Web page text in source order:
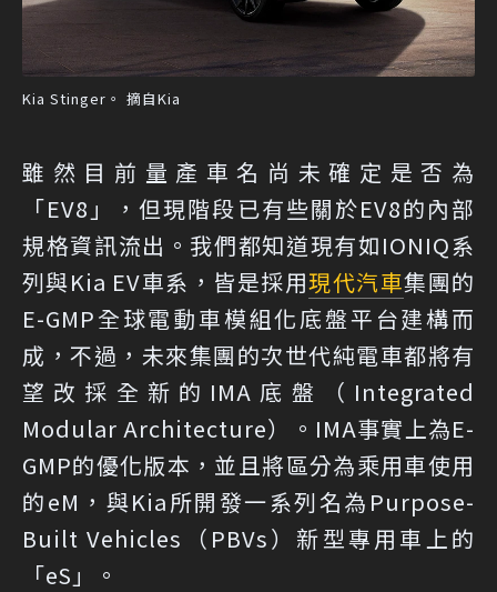
Kia Stinger。 摘自Kia
雖然目前量產車名尚未確定是否為
「EV8」，但現階段已有些關於EV8的內部
規格資訊流出。我們都知道現有如IONIQ系
列與Kia EV車系，皆是採用現代汽車集團的
E-GMP全球電動車模組化底盤平台建構而
成，不過，未來集團的次世代純電車都將有
望改採全新的IMA底盤（Integrated
Modular Architecture）。IMA事實上為E-
GMP的優化版本，並且將區分為乘用車使用
的eM，與Kia所開發一系列名為Purpose-
Built Vehicles（PBVs）新型專用車上的
「eS」。